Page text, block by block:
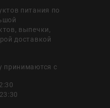
питания по
выпечки,
доставкой
принимаются с